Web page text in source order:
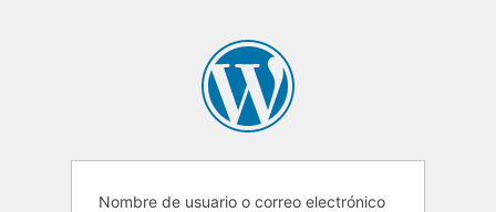
Nombre de usuario o correo electrónico